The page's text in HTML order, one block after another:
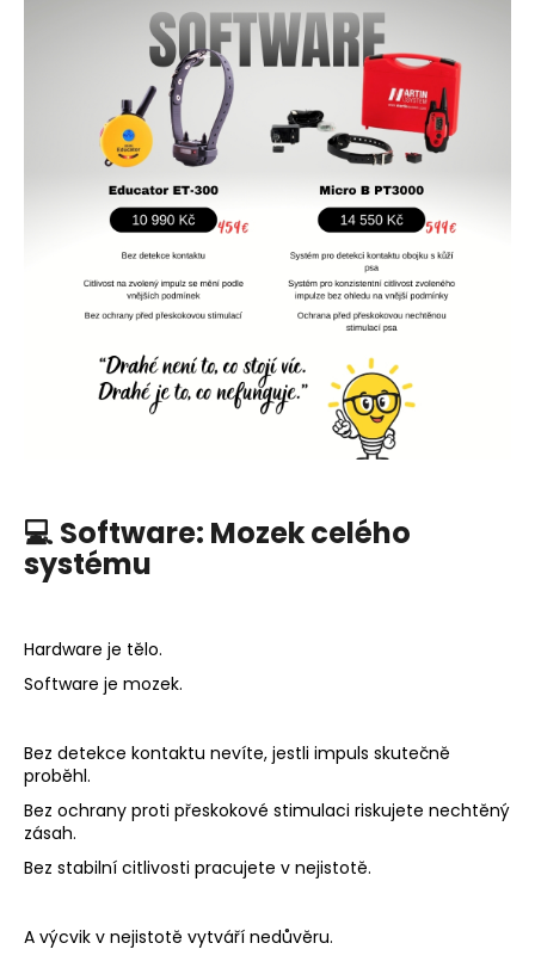
💻 Software: Mozek celého
systému
Hardware je tělo.
Software je mozek.
Bez detekce kontaktu nevíte, jestli impuls skutečně
proběhl.
Bez ochrany proti přeskokové stimulaci riskujete nechtěný
zásah.
Bez stabilní citlivosti pracujete v nejistotě.
A výcvik v nejistotě vytváří nedůvěru.